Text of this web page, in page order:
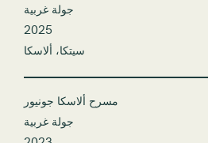
جولة غربية
2025
سيتكا، ألاسكا
مسرح ألاسكا جونيور
جولة غربية